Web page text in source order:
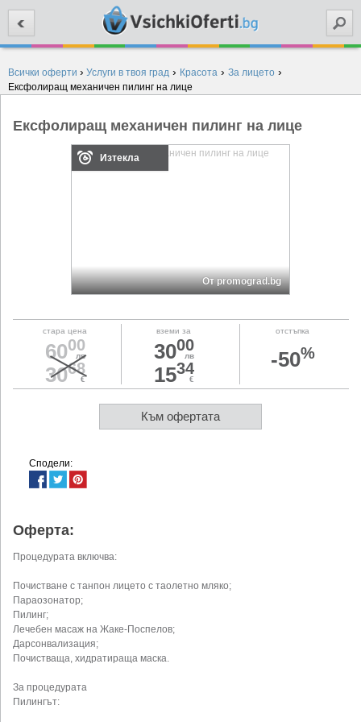
Всички оферти › Услуги в твоя град › Красота › За лицето ›
Ексфолиращ механичен пилинг на лице
Ексфолиращ механичен пилинг на лице
Изтекла
От promograd.bg
стара цена
6000
лв
3068
€
вземи за
3000
лв
1534
€
отстъпка
-50%
Към офертата
Сподели:
Оферта:
Процедурата включва:
Почистване с танпон лицето с таолетно мляко;
Параозонатор;
Пилинг;
Лечебен масаж на Жаке-Поспелов;
Дарсонвализация;
Почистваща, хидратираща маска.
За процедурата
Пилингът: